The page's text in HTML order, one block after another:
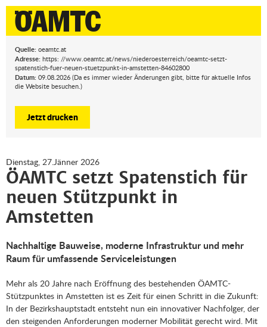
Quelle: oeamtc.at
Adresse: https: //www.oeamtc.at/news/niederoesterreich/oeamtc-setzt-
spatenstich-fuer-neuen-stuetzpunkt-in-amstetten-84602800
Datum: 09.08.2026 (Da es immer wieder Änderungen gibt, bitte für aktuelle Infos
die Website besuchen.)
Jetzt drucken
Dienstag, 27.Jänner 2026
ÖAMTC setzt Spatenstich für
neuen Stützpunkt in
Amstetten
Nachhaltige Bauweise, moderne Infrastruktur und mehr
Raum für umfassende Serviceleistungen
Mehr als 20 Jahre nach Eröffnung des bestehenden ÖAMTC-
Stützpunktes in Amstetten ist es Zeit für einen Schritt in die Zukunft:
In der Bezirkshauptstadt entsteht nun ein innovativer Nachfolger, der
den steigenden Anforderungen moderner Mobilität gerecht wird. Mit